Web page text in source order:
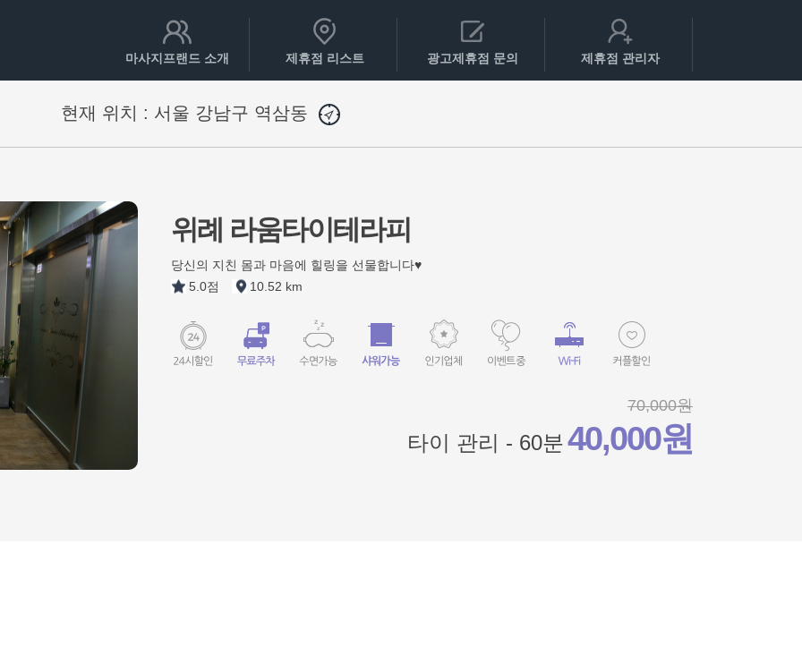
마사지프랜드 소개 제휴점 리스트 광고제휴점 문의 제휴점 관리자
현재 위치 : 서울 강남구 역삼동
위례 라움타이테라피
당신의 지친 몸과 마음에 힐링을 선물합니다♥
5.0점
10.52 km
70,000원
타이 관리 - 60분40,000원